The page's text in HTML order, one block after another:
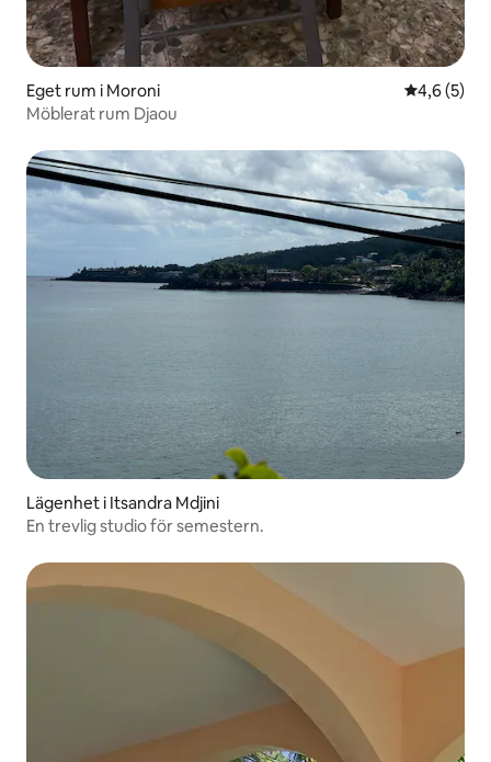
Eget rum i Moroni 4,6 av 5 i
4,6 (5)
Möblerat rum Djaou
Lägenhet i Itsandra Mdjini
En trevlig studio för semestern.